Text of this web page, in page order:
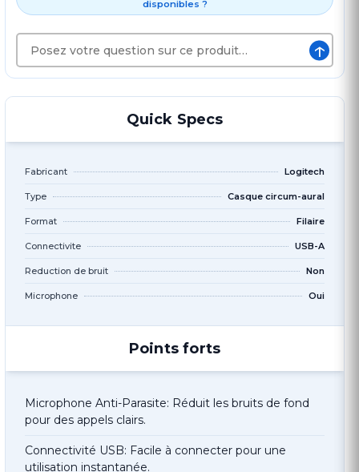
disponibles ?
↑
Quick Specs
Fabricant Logitech
Type Casque circum-aural
Format Filaire
Connectivite USB-A
Reduction de bruit Non
Microphone Oui
Points forts
Microphone Anti-Parasite: Réduit les bruits de fond
pour des appels clairs.
Connectivité USB: Facile à connecter pour une
utilisation instantanée.